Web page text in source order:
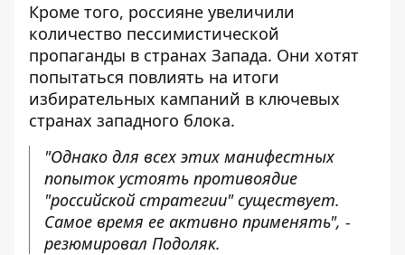
Кроме того, россияне увеличили
количество пессимистической
пропаганды в странах Запада. Они хотят
попытаться повлиять на итоги
избирательных кампаний в ключевых
странах западного блока.
"Однако для всех этих манифестных
попыток устоять противоядие
"российской стратегии" существует.
Самое время ее активно применять", -
резюмировал Подоляк.